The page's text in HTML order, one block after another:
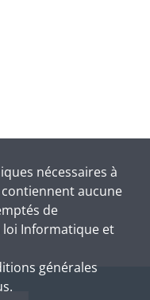
nécessaires à
aucune
de
loi Informatique et
générales